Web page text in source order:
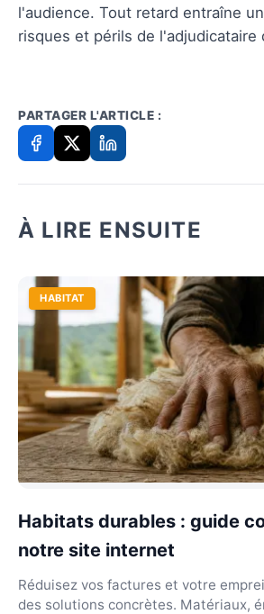
l'audience. Tout retard entraîne
risques et périls de l'adjudicataire
PARTAGER L'ARTICLE :
À LIRE ENSUITE
HABITAT
Habitats durables : guide
notre site internet
Réduisez vos factures et votre
des solutions concrètes. Matériaux,